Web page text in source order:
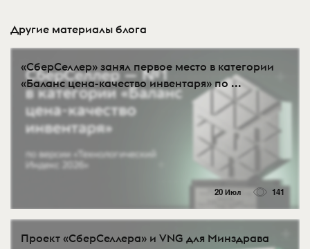
Другие материалы блога
«СберСеллер» занял первое место в категории
«Баланс цена-качество инвентаря» по ...
20 Июл 141
Проект «СберСеллера» и VNG для Минздрава